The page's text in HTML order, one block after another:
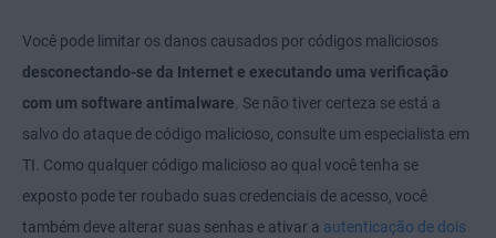
Você pode limitar os danos causados por códigos maliciosos
desconectando-se da Internet e executando uma verificação
com um software antimalware . Se não tiver certeza se está a
salvo do ataque de código malicioso, consulte um especialista em
TI. Como qualquer código malicioso ao qual você tenha se
exposto pode ter roubado suas credenciais de acesso, você
também deve alterar suas senhas e ativar a autenticação de dois